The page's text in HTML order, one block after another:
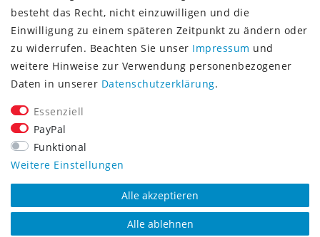
Lastschrift (Paypalservice)
Kreditkarte (Paypalservice)
SOCIAL MEDIA
CONSULTING- UND TEXTAGENTUR
besteht das Recht, nicht einzuwilligen und die
Einwilligung zu einem späteren Zeitpunkt zu ändern oder
zu widerrufen. Beachten Sie unser Impressum und
weitere Hinweise zur Verwendung personenbezogener
Daten in unserer Daten­schutz­erklärung.
Essenziell
PayPal
Funktional
Weitere Einstellungen
Alle akzeptieren
Alle ablehnen